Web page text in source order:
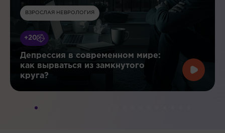
ВЗРОСЛАЯ НЕВРОЛОГИЯ
+20
Депрессия в современном мире:
как вырваться из замкнутого
круга?